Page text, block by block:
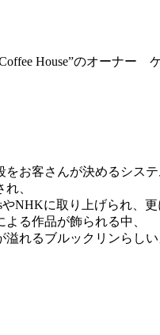
Coffee House”のオーナー
をお客さんが決めるシス
、
やNHKに取り上げられ、
よる作品が飾られる中、
溢れるブルックリンらし